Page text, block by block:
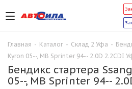
Главная - Каталог - Склад 2 Уфа -
Kyron 05--, MB Sprinter 94-- 2.0D 2.2CDI
Бендикс стартера
05--, MB Sprinter 94--